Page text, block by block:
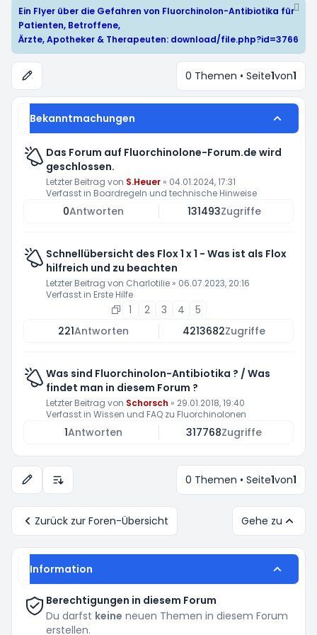
Ein Flyer über die Gefahren von Fluorchinolon-Antibiotika für
Patienten, Betroffene,
Ärzte, Apotheker & Therapeuten: download/file.php?id=3766
0 Themen • Seite1von1
Bekanntmachungen
Das Forum auf Fluorchinolone-Forum.de wird
geschlossen.
Letzter Beitrag von S.Heuer » 04.01.2024, 17:31
Verfasst in Boardregeln und technische Hinweise
0Antworten 131493Zugriffe
Schnellübersicht des Flox 1 x 1 - Was ist als Flox
hilfreich und zu beachten
Letzter Beitrag von Charlotilie » 06.07.2023, 20:16
Verfasst in Erste Hilfe
1 2 3 4
5
221Antworten 4213682Zugriffe
Was sind Fluorchinolon-Antibiotika ? / Was
findet man in diesem Forum ?
Letzter Beitrag von Schorsch » 29.01.2018, 19:40
Verfasst in Wissen und FAQ zu Fluorchinolonen
1Antworten 317768Zugriffe
Anzeige- und Sortierungs-Einstellungen
0 Themen • Seite1von1
Zurück zur Foren-Übersicht Gehe zu
Information
Berechtigungen in diesem Forum
Du darfst keine neuen Themen in diesem Forum
erstellen.